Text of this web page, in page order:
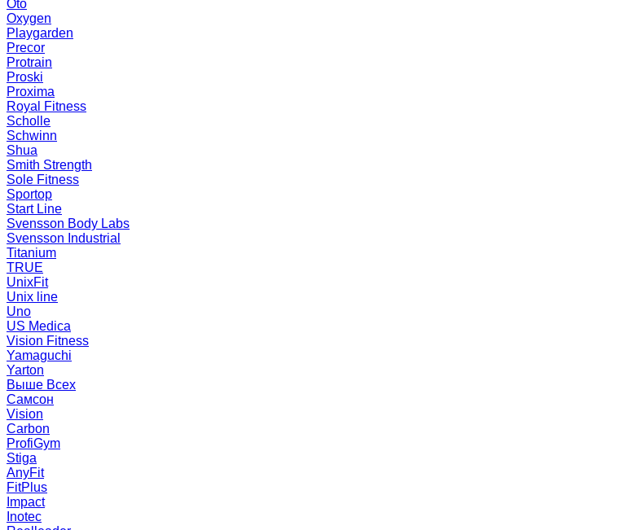
Oto
Oxygen
Playgarden
Precor
Protrain
Proski
Proxima
Royal Fitness
Scholle
Schwinn
Shua
Smith Strength
Sole Fitness
Sportop
Start Line
Svensson Body Labs
Svensson Industrial
Titanium
TRUE
UnixFit
Unix line
Uno
US Medica
Vision Fitness
Yamaguchi
Yarton
Выше Всех
Самсон
Vision
Carbon
ProfiGym
Stiga
AnyFit
FitPlus
Impact
Inotec